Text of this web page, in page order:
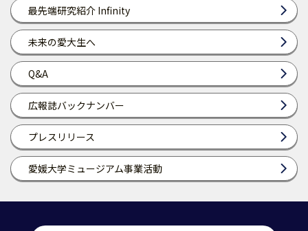
最先端研究紹介 Infinity
未来の愛大生へ
Q&A
広報誌バックナンバー
プレスリリース
愛媛大学ミュージアム事業活動